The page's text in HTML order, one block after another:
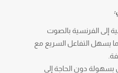
إلى الفرنسية بالصوت
يسهل التفاعل السريع مع
دون الحاجة إلى